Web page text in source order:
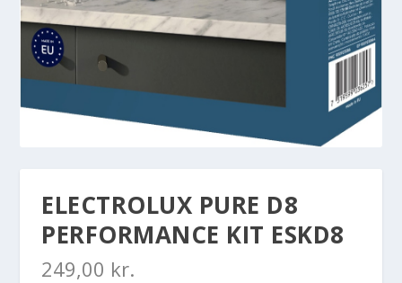
ELECTROLUX PURE D8
PERFORMANCE KIT ESKD8
249,00 kr.